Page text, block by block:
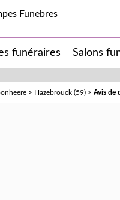
funéraires Salons
> Hazebrouck (59) > Avis de